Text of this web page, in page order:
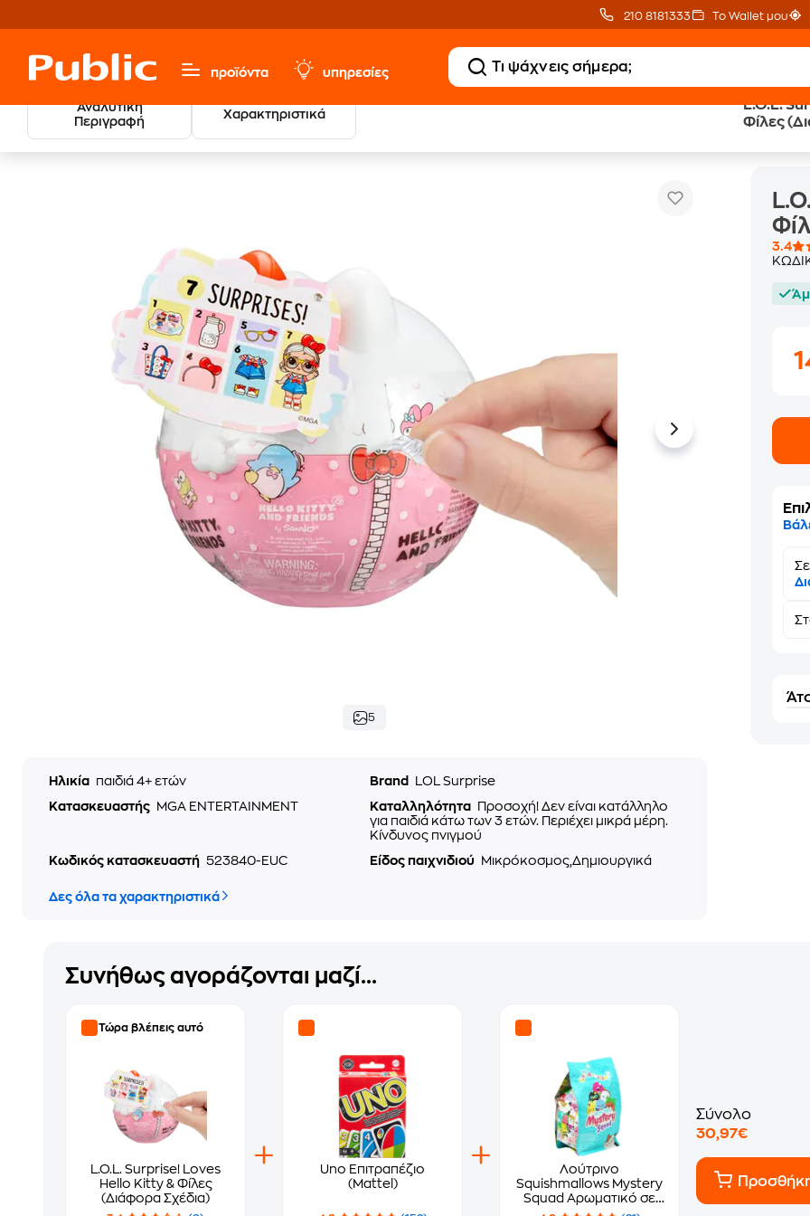
210 8181333 Το Wallet μου
προϊόντα υπηρεσίες
Αναλυτική
Περιγραφή
Χαρακτηριστικά
L.O.L.
Φίλες
Παιχνίδια & Παιδικά L.O.L. Surprise! Loves Hello Kitty & Φίλες (Διάφορα Σχέδια)
5
Ηλικία παιδιά 4+ ετών Brand
LOL Surprise
Κατασκευαστής
MGA ENTERTAINMENT Καταλληλότητα
Προσοχή! Δεν είναι κατάλληλο
για παιδιά κάτω των 3 ετών. Περιέχει μικρά μέρη.
Κίνδυνος πνιγμού
Κωδικός κατασκευαστή 523840-EUC Είδος παιχνιδιού Μικρόκοσμος,Δημιουργικά
Δες όλα τα χαρακτηριστικά
3.4
Συνήθως αγοράζονται μαζί...
Τώρα βλέπεις αυτό
L.O.L. Surprise! Loves
Hello Kitty & Φίλες
(Διάφορα Σχέδια)
Uno Επιτραπέζιο
(Mattel)
Λούτρινο
Squishmallows Mystery
Squad Αρωματικό σε
Σακουλάκι Έκπληξη σε
Σύνολο
30,97€